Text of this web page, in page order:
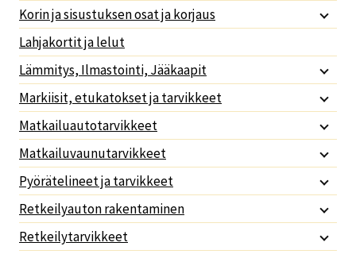
Korin ja sisustuksen osat ja korjaus
Lahjakortit ja lelut
Lämmitys, Ilmastointi, Jääkaapit
Markiisit, etukatokset ja tarvikkeet
Matkailuautotarvikkeet
Matkailuvaunutarvikkeet
Pyörätelineet ja tarvikkeet
Retkeilyauton rakentaminen
Retkeilytarvikkeet